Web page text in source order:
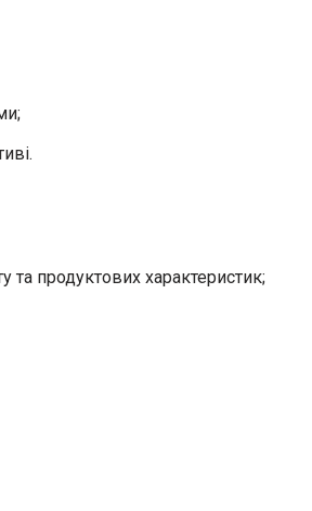
та продуктових характеристик;